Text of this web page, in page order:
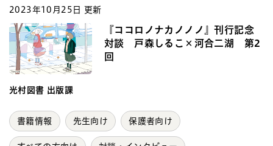
2023年10月25日 更新
『ココロノナカノノノ』刊行記念
対談 戸森しるこ×河合二湖 第2
回
光村図書 出版課
書籍情報 先生向け 保護者向け